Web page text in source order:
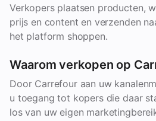
Verkopers plaatsen producten,
prijs en content en verzenden
het platform shoppen.
Waarom verkopen op
Door Carrefour aan uw
u toegang tot kopers die daar
los van uw eigen